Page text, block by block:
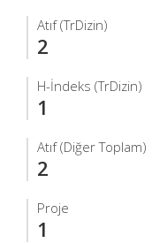
Atıf (TrDizin)
2
H-İndeks (TrDizin)
1
Atıf (Diğer Toplam)
2
Proje
1